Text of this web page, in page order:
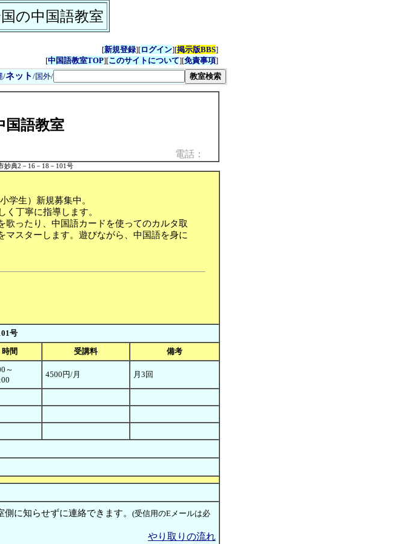
の中国語教室
[新規登録][ログイン][掲示版BBS]
[中国語教室TOP][このサイトについて][免責事項]
/ネット /国外/
国語教室
電話：
典2－16－18－101号
学生）新規募集中。
丁寧に指導します。
ったり、中国語カードを使ってのカルタ取
マスターします。遊びながら、中国語を身に
号
時間 受講料 備考
～
4500円/月 月3回
側に知らせずに連絡できます。 (受信用のEメールは必
やり取りの流れ